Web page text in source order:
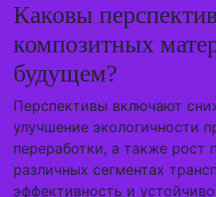
Каковы
композитных
будущем?
Перспективы включают
улучшение экологичности
переработки, а также рост
различных сегментах
эффективность и